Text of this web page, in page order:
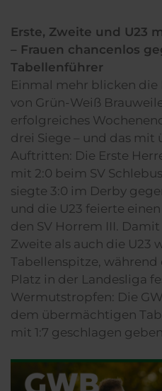
Erste, Zweite und U23
– Frauen chancenlos
Tabellenführer
Einmal mehr blicken
von Grün-Weiß
erfolgreiches
drei Siege – und das mit
Auftritten: Die Erste
mit 2:0 beim SV
siegte 3:0 im Derby
und die U23 feierte
den SV Horrem III.
Zweite als auch die U23
Tabellenspitze,
Platz in der Landesliga
Wermutstropfen: Die
dem übermächtigen
mit 1:7 geschlagen